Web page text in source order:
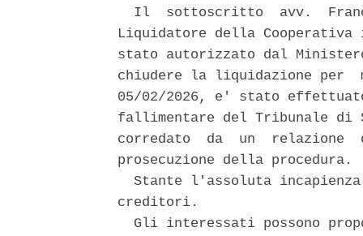
Il  sottoscritto  avv.
Liquidatore della
stato autorizzato dal
chiudere la liquidazione per
05/02/2026, e' stato
fallimentare del Tribunale
corredato  da  un
prosecuzione della procedura.
Stante l'assoluta
creditori.
Gli interessati possono